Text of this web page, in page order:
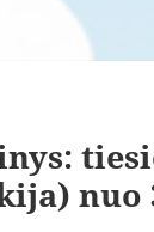
nuo